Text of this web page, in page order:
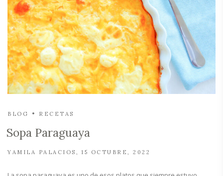
BLOG RECETAS
Sopa Paraguaya
YAMILA PALACIOS 15 OCTUBRE, 2022